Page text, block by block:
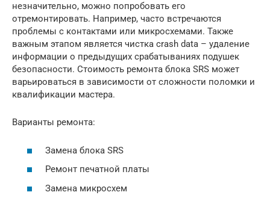
незначительно, можно попробовать его
отремонтировать. Например, часто встречаются
проблемы с контактами или микросхемами. Также
важным этапом является чистка crash data – удаление
информации о предыдущих срабатываниях подушек
безопасности. Стоимость ремонта блока SRS может
варьироваться в зависимости от сложности поломки и
квалификации мастера.
Варианты ремонта:
Замена блока SRS
Ремонт печатной платы
Замена микросхем